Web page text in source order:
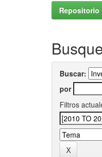
Repositorio
Buscar:
por
Filtros